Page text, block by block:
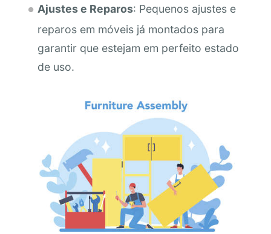
Ajustes e Reparos: Pequenos ajustes e
reparos em móveis já montados para
garantir que estejam em perfeito estado
de uso.